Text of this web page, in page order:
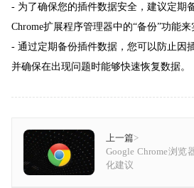
- 为了确保您的插件数据安全，建议定期
Chrome扩展程序管理器中的“备份”功能来
- 通过定期备份插件数据，您可以防止因
并确保在出现问题时能够快速恢复数据。
上一篇>
Google Chrome浏
化建议